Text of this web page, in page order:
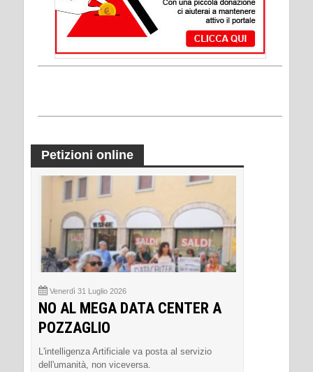
Petizioni online
Venerdì 31 Luglio 2026
NO AL MEGA DATA CENTER A
POZZAGLIO
L'intelligenza Artificiale va posta al servizio
dell'umanità, non viceversa.